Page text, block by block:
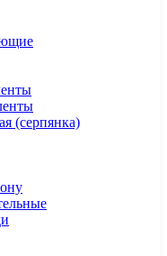
(серпянка)